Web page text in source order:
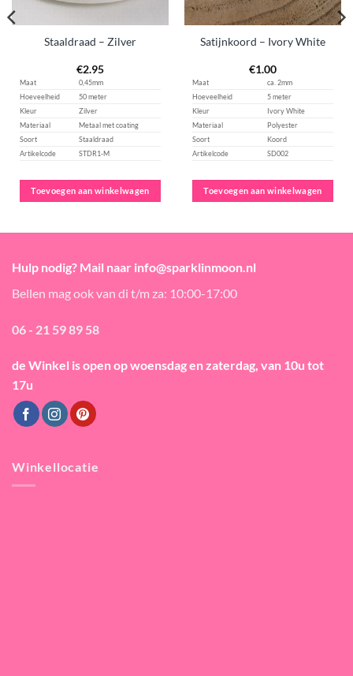
Staaldraad – Zilver
€2.95
Maat
0,45mm
Hoeveelheid
50 meter
Kleur
Zilver
Materiaal
Metaal met coating
Soort
Staaldraad
Artikelcode
STDR1-M
Toevoegen aan winkelwagen
Satijnkoord – Ivory White
€1.00
Maat
ca. 2mm
Hoeveelheid
5 meter
Kleur
Ivory White
Materiaal
Polyester
Soort
Koord
Artikelcode
SD002
Toevoegen aan winkelwagen
Hulp nodig? Mail naar info@sparklinmoon.nl
Bellen mag ook van di t/m za: 10:00-17:00
06 - 21 59 89 58
de Winkel is openop woensdag en zaterdag, van 10u tot
17u
Winkellocatie